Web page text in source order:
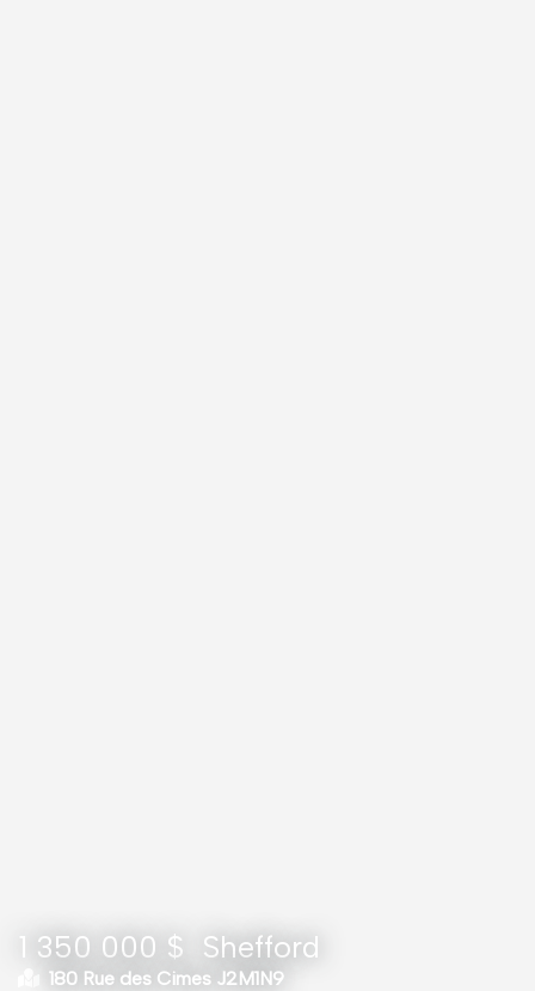
1 350 000 $ Shefford
180 Rue des Cimes J2M1N9